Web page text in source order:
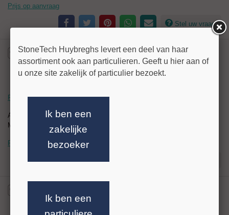
Prijs op aanvraag
Stel uw vraag!
Rexid Luchth. Beitel licht 16mm 12,7 H.
Artikelnr:
021421
Merk: Rexid
Prijs op aanvraag
StoneTech Huybreghs levert een deel van haar
assortiment ook aan particulieren. Geeft u hier aan of
u onze site zakelijk of particulier bezoekt.
Ik ben een
zakelijke
bezoeker
Ik ben een